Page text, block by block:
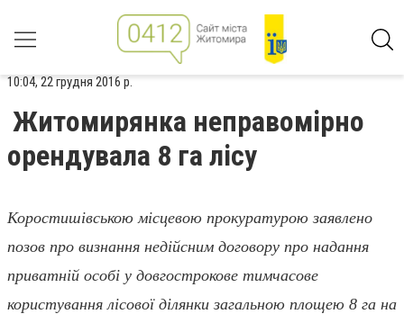
10:04, 22 грудня 2016 р.
Житомирянка неправомірно
орендувала 8 га лісу
Коростишівською місцевою прокуратурою заявлено
позов про визнання недійсним договору про надання
приватній особі у довгострокове тимчасове
користування лісової ділянки загальною площею 8 га на